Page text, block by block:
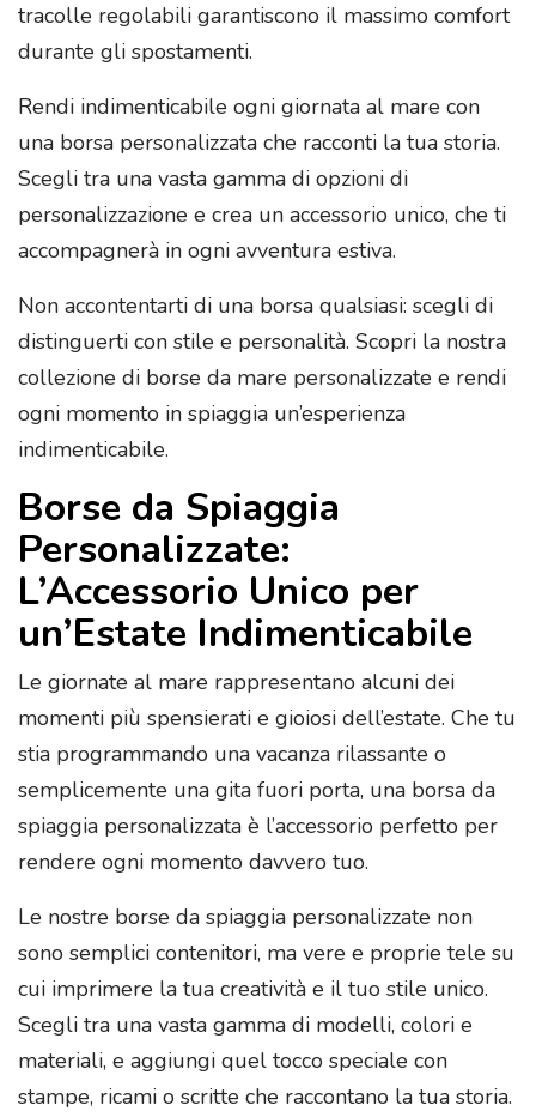
tracolle regolabili garantiscono il massimo comfort
durante gli spostamenti.
Rendi indimenticabile ogni giornata al mare con
una borsa personalizzata che racconti la tua storia.
Scegli tra una vasta gamma di opzioni di
personalizzazione e crea un accessorio unico, che ti
accompagnerà in ogni avventura estiva.
Non accontentarti di una borsa qualsiasi: scegli di
distinguerti con stile e personalità. Scopri la nostra
collezione di borse da mare personalizzate e rendi
ogni momento in spiaggia un’esperienza
indimenticabile.
Borse da Spiaggia
Personalizzate:
L’Accessorio Unico per
un’Estate Indimenticabile
Le giornate al mare rappresentano alcuni dei
momenti più spensierati e gioiosi dell’estate. Che tu
stia programmando una vacanza rilassante o
semplicemente una gita fuori porta, una borsa da
spiaggia personalizzata è l’accessorio perfetto per
rendere ogni momento davvero tuo.
Le nostre borse da spiaggia personalizzate non
sono semplici contenitori, ma vere e proprie tele su
cui imprimere la tua creatività e il tuo stile unico.
Scegli tra una vasta gamma di modelli, colori e
materiali, e aggiungi quel tocco speciale con
stampe, ricami o scritte che raccontano la tua storia.